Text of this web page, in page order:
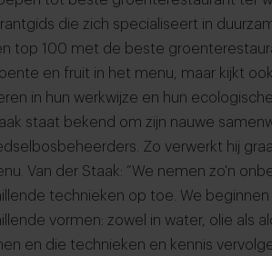
die zich specialiseert in
top 100 met de beste
en fruit in het menu, maar kijkt
in hun werkwijze en hun
staat bekend om zijn nauwe
Zo verwerkt hij
Van der Staak: “We nemen zo'n
technieken op toe. We
vormen: zowel in water, olie als
en die technieken en kennis